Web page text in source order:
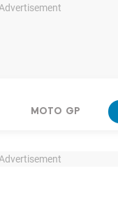
Advertisement
MOTO GP
Advertisement